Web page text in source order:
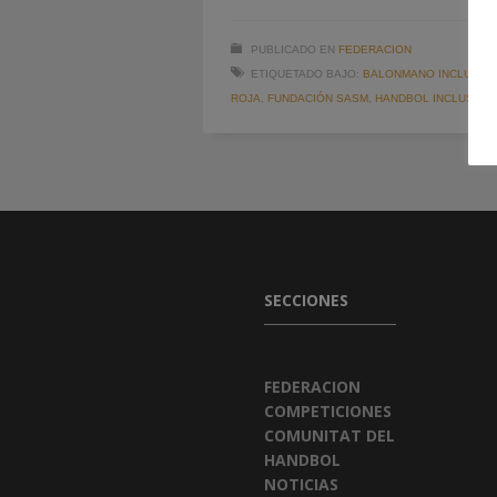
PUBLICADO EN FEDERACION
ETIQUETADO BAJO: BALONMANO INCLUSIVO
ROJA
FUNDACIÓN SASM HANDBOL INCLUSIU
SECCIONES
FEDERACION
COMPETICIONES
COMUNITAT DEL
HANDBOL
NOTICIAS